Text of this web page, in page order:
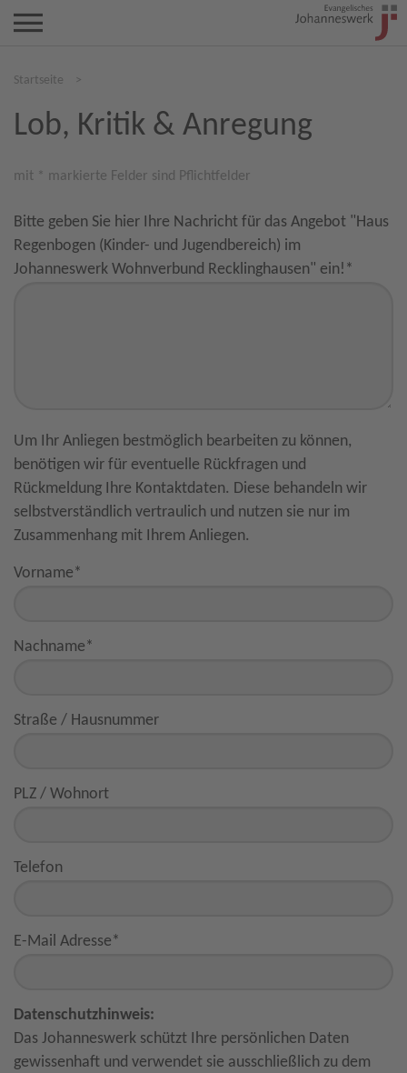
Startseite >
Lob, Kritik & Anregung
mit * markierte Felder sind Pflichtfelder
Bitte geben Sie hier Ihre Nachricht für das Angebot "Haus
Regenbogen (Kinder- und Jugendbereich) im
Johanneswerk Wohnverbund Recklinghausen" ein! *
Um Ihr Anliegen bestmöglich bearbeiten zu können,
benötigen wir für eventuelle Rückfragen und
Rückmeldung Ihre Kontaktdaten. Diese behandeln wir
selbstverständlich vertraulich und nutzen sie nur im
Zusammenhang mit Ihrem Anliegen.
Vorname*
Nachname*
Straße / Hausnummer
PLZ / Wohnort
Telefon
E-Mail Adresse*
Datenschutzhinweis:
Das Johanneswerk schützt Ihre persönlichen Daten
gewissenhaft und verwendet sie ausschließlich zu dem